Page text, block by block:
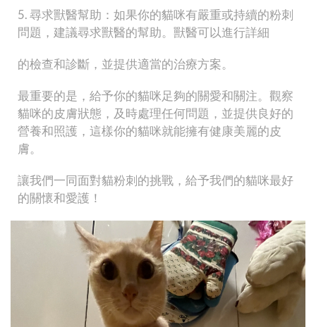
5. 尋求獸醫幫助：如果你的貓咪有嚴重或持續的粉刺
問題，建議尋求獸醫的幫助。獸醫可以進行詳細
的檢查和診斷，並提供適當的治療方案。
最重要的是，給予你的貓咪足夠的關愛和關注。觀察
貓咪的皮膚狀態，及時處理任何問題，並提供良好的
營養和照護，這樣你的貓咪就能擁有健康美麗的皮
膚。
讓我們一同面對貓粉刺的挑戰，給予我們的貓咪最好
的關懷和愛護！